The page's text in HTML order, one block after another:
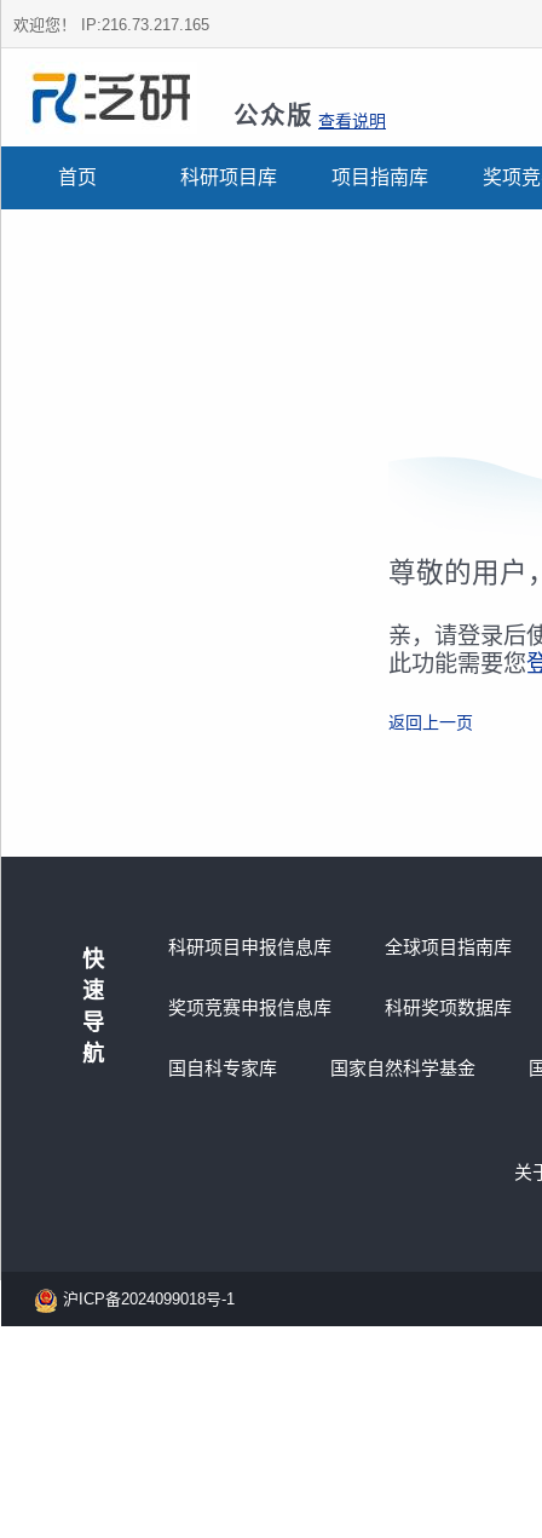
欢迎您！ IP:216.73.217.165
公众版 查看说明
首页 科研项目库 项目指南库 奖项
尊敬的用户
亲，请登录后
此功能需要您
返回上一页
快
速
导
航
科研项目申报信息库 全球项目指南库
奖项竞赛申报信息库 科研奖项数据库
国自科专家库 国家自然科学基金
关
沪ICP备2024099018号-1